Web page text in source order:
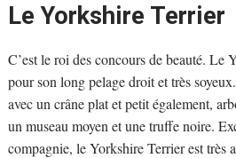
Le Yorkshire Terrier
C’est le roi des concours de beauté. Le
pour son long pelage droit et très
avec un crâne plat et petit également,
un museau moyen et une truffe noire.
compagnie, le Yorkshire Terrier est très